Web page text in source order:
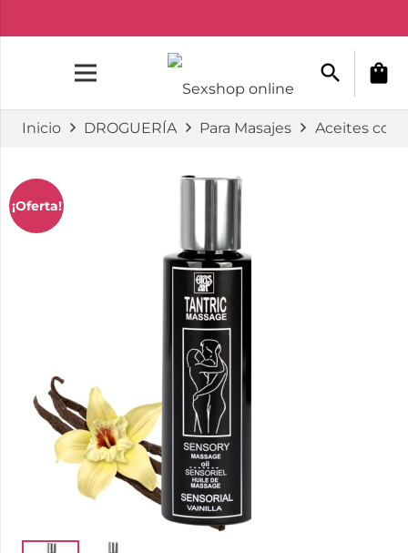
search shopping_bag
Inicio DROGUERÍA Para Masajes Aceites con
¡Oferta!